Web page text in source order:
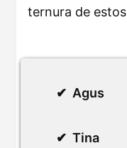
ternura de estos
Agus
Tina